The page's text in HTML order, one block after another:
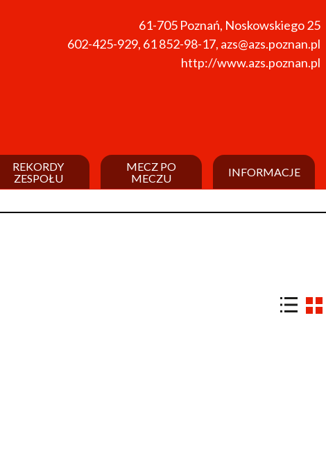
61-705 Poznań, Noskowskiego 25
602-425-929, 61 852-98-17, azs@azs.poznan.pl
http://www.azs.poznan.pl
REKORDY
ZESPOŁU
MECZ PO
MECZU
INFORMACJE